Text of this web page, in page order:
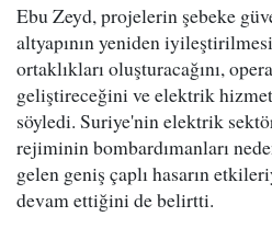
Ebu Zeyd, projelerin şebeke
altyapının yeniden
ortaklıkları oluşturacağını,
geliştireceğini ve elektrik
söyledi. Suriye'nin elektrik
rejiminin bombardımanları
gelen geniş çaplı hasarın
devam ettiğini de belirtti.